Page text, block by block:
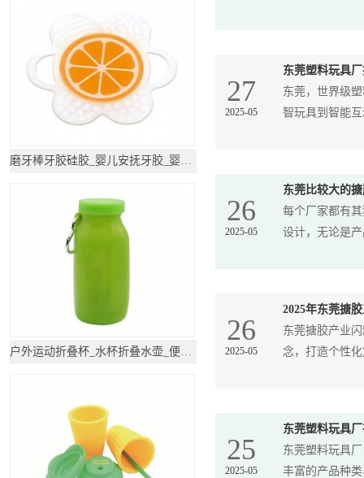
27
2025-05
东莞塑料玩具
东莞，世界级
智玩具到智能
26
2025-05
东莞比较大的
每个厂家都有
设计，无论是
26
2025-05
2025年东莞搪
东莞搪胶产业
念，打造个性
25
2025-05
东莞塑料玩具
东莞塑料玩具
丰富的产品种
磨牙棒牙胶硅胶_婴儿安抚牙胶_婴儿牙胶磨牙棒
户外运动折叠杯_水杯折叠水壶_便携软水袋